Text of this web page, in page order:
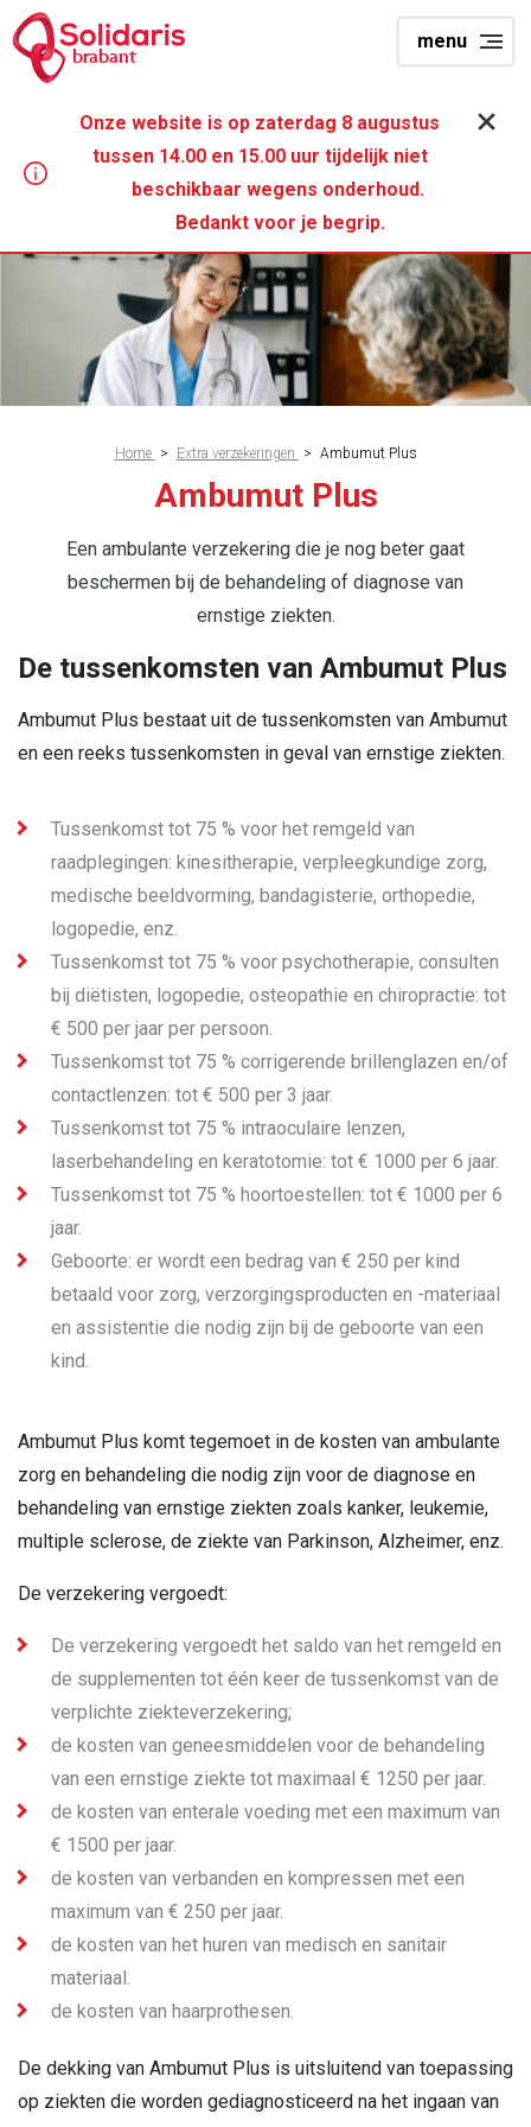
Overslaan
en
gaan
menu
brabant
Onze website is op zaterdag 8 augustus
tussen 14.00 en 15.00 uur tijdelijk niet
beschikbaar wegens onderhoud.
Bedankt voor je begrip.
Kruimelpad
Home > Extra verzekeringen > Ambumut Plus
Ambumut Plus
Een ambulante verzekering die je nog beter gaat
beschermen bij de behandeling of diagnose van
ernstige ziekten.
De tussenkomsten van Ambumut Plus
Ambumut Plus bestaat uit de tussenkomsten van Ambumut
en een reeks tussenkomsten in geval van ernstige ziekten.
Tussenkomst tot 75 % voor het remgeld van
raadplegingen: kinesitherapie, verpleegkundige zorg,
medische beeldvorming, bandagisterie, orthopedie,
logopedie, enz.
Tussenkomst tot 75 % voor psychotherapie, consulten
bij diëtisten, logopedie, osteopathie en chiropractie: tot
€ 500 per jaar per persoon.
Tussenkomst tot 75 % corrigerende brillenglazen en/of
contactlenzen: tot € 500 per 3 jaar.
Tussenkomst tot 75 % intraoculaire lenzen,
laserbehandeling en keratotomie: tot € 1000 per 6 jaar.
Tussenkomst tot 75 % hoortoestellen: tot € 1000 per 6
jaar.
Geboorte: er wordt een bedrag van € 250 per kind
betaald voor zorg, verzorgingsproducten en -materiaal
en assistentie die nodig zijn bij de geboorte van een
kind.
Ambumut Plus komt tegemoet in de kosten van ambulante
zorg en behandeling die nodig zijn voor de diagnose en
behandeling van ernstige ziekten zoals kanker, leukemie,
multiple sclerose, de ziekte van Parkinson, Alzheimer, enz.
De verzekering vergoedt:
De verzekering vergoedt het saldo van het remgeld en
de supplementen tot één keer de tussenkomst van de
verplichte ziekteverzekering;
de kosten van geneesmiddelen voor de behandeling
van een ernstige ziekte tot maximaal € 1250 per jaar.
de kosten van enterale voeding met een maximum van
€ 1500 per jaar.
de kosten van verbanden en kompressen met een
maximum van € 250 per jaar.
de kosten van het huren van medisch en sanitair
materiaal.
de kosten van haarprothesen.
De dekking van Ambumut Plus is uitsluitend van toepassing
op ziekten die worden gediagnosticeerd na het ingaan van